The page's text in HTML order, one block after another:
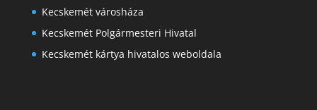
Kecskemét városháza
Kecskemét Polgármesteri Hivatal
Kecskemét kártya hivatalos weboldala